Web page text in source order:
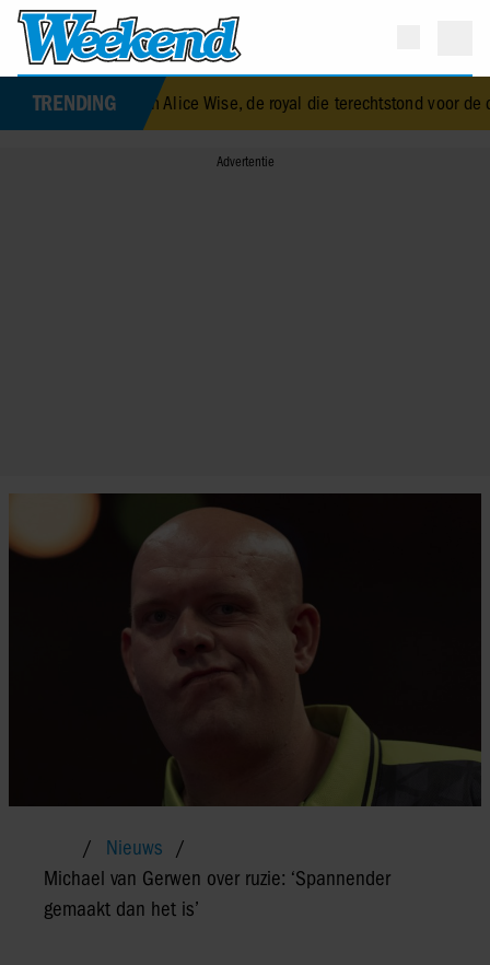
TRENDING
Alice Wise, de royal die terechtstond voor de dood van haar
Nieuws
Michael van Gerwen over ruzie: ‘Spannender
gemaakt dan het is’